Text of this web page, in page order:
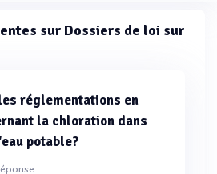
sur Dossiers de loi sur
réglementations en
la chloration dans
potable?